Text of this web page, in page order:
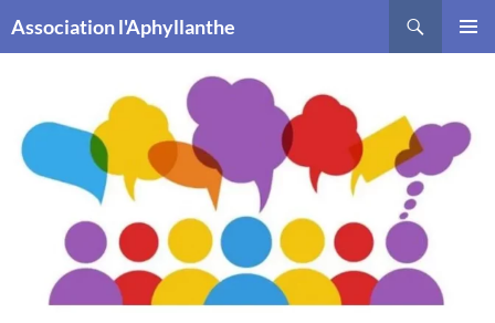
Association l'Aphyllanthe